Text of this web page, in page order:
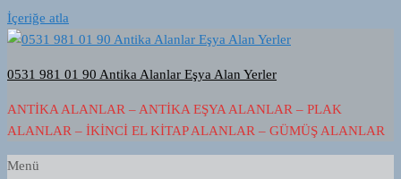
İçeriğe atla
0531 981 01 90 Antika Alanlar Eşya Alan Yerler
ANTIKA ALANLAR – ANTIKA EŞYA ALANLAR – PLAK
ALANLAR – İKINCI EL KITAP ALANLAR – GÜMÜŞ ALANLAR
Menü